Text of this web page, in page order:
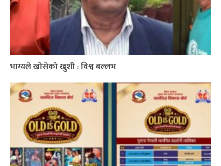
भाग्यले खोसेको खुशी : विश्व बल्लभ